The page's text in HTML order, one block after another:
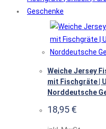
Weiche Jersey
mit Fischgräte |
Norddeutsche
18,95 €